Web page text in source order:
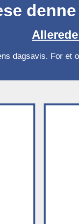
dagsavis. For et